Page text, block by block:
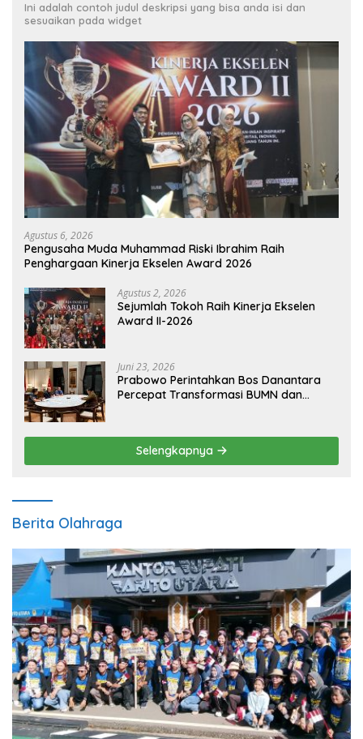
Ini adalah contoh judul deskripsi yang bisa anda isi dan
sesuaikan pada widget
Agustus 6, 2026
Pengusaha Muda Muhammad Riski Ibrahim Raih
Penghargaan Kinerja Ekselen Award 2026
Agustus 2, 2026
Sejumlah Tokoh Raih Kinerja Ekselen
Award II-2026
Juni 23, 2026
Prabowo Perintahkan Bos Danantara
Percepat Transformasi BUMN dan
Selengkapnya
Berita Olahraga